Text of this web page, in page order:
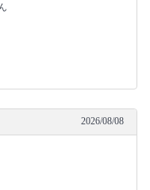
2026/08/08